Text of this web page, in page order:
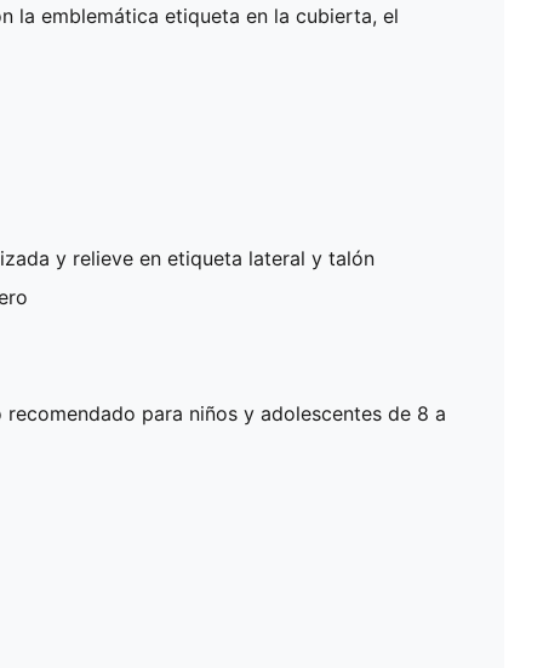
la emblemática etiqueta en la cubierta, el
y relieve en etiqueta lateral y talón
recomendado para niños y adolescentes de 8 a